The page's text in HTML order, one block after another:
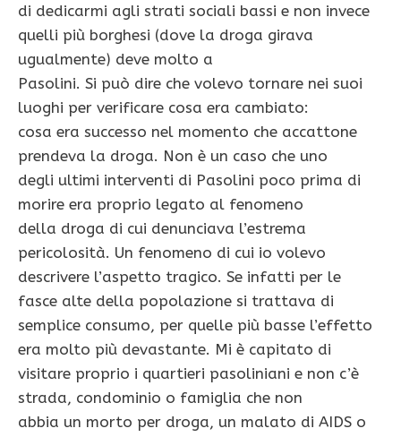
di dedicarmi agli strati sociali bassi e non invece
quelli più borghesi (dove la droga girava
ugualmente) deve molto a
Pasolini. Si può dire che volevo tornare nei suoi
luoghi per verificare cosa era cambiato:
cosa era successo nel momento che accattone
prendeva la droga. Non è un caso che uno
degli ultimi interventi di Pasolini poco prima di
morire era proprio legato al fenomeno
della droga di cui denunciava l’estrema
pericolosità. Un fenomeno di cui io volevo
descrivere l’aspetto tragico. Se infatti per le
fasce alte della popolazione si trattava di
semplice consumo, per quelle più basse l’effetto
era molto più devastante. Mi è capitato di
visitare proprio i quartieri pasoliniani e non c’è
strada, condominio o famiglia che non
abbia un morto per droga, un malato di AIDS o